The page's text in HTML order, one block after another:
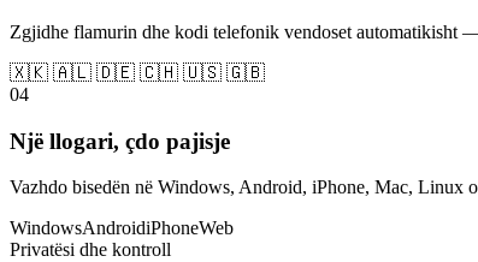
Zgjidhe flamurin dhe kodi telefonik vendoset automatikisht
🇽🇰 🇦🇱 🇩🇪 🇨🇭 🇺🇸 🇬🇧
04
Një llogari, çdo pajisje
Vazhdo bisedën në Windows, Android, iPhone, Mac, Linux
WindowsAndroidiPhoneWeb
Privatësi dhe kontroll